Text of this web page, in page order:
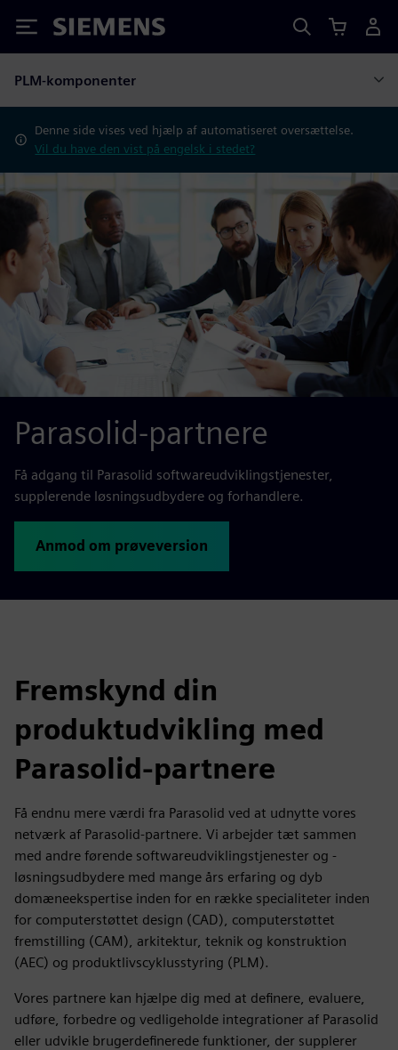
Siemens
PLM-komponenter
Denne side vises ved hjælp af automatiseret oversættelse.
Vil du have den vist på engelsk i stedet?
Parasolid-partnere
Få adgang til Parasolid softwareudviklingstjenester,
supplerende løsningsudbydere og forhandlere.
Anmod om prøveversion
Fremskynd din
produktudvikling med
Parasolid-partnere
Få endnu mere værdi fra Parasolid ved at udnytte vores
netværk af Parasolid-partnere. Vi arbejder tæt sammen
med andre førende softwareudviklingstjenester og -
løsningsudbydere med mange års erfaring og dyb
domæneekspertise inden for en række specialiteter inden
for computerstøttet design (CAD), computerstøttet
fremstilling (CAM), arkitektur, teknik og konstruktion
(AEC) og produktlivscyklusstyring (PLM).
Vores partnere kan hjælpe dig med at definere, evaluere,
udføre, forbedre og vedligeholde integrationer af Parasolid
eller udvikle brugerdefinerede funktioner, der supplerer